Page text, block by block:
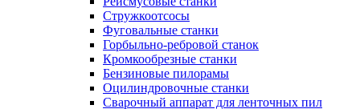
Стружкоотсосы
Фуговальные станки
Горбыльно-ребровой станок
Кромкообрезные станки
Бензиновые пилорамы
Оцилиндровочные станки
Сварочный аппарат для ленточных пил